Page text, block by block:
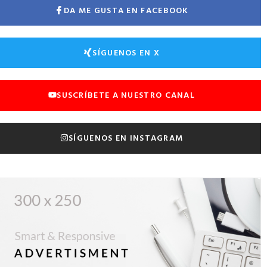
DA ME GUSTA EN FACEBOOK
SÍGUENOS EN X
SUSCRÍBETE A NUESTRO CANAL
SÍGUENOS EN INSTAGRAM